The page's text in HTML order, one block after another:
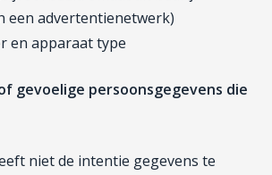
een advertentienetwerk)
en apparaat type
gevoelige persoonsgegevens die
niet de intentie gegevens te